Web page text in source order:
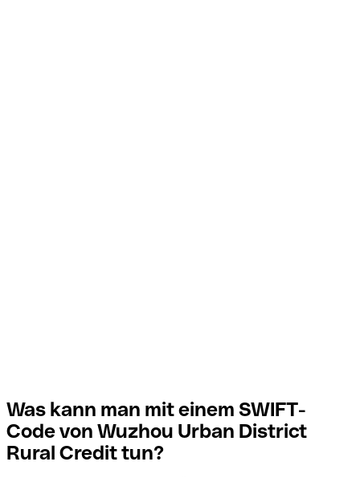
Was kann man mit einem SWIFT-
Code von Wuzhou Urban District
Rural Credit tun?